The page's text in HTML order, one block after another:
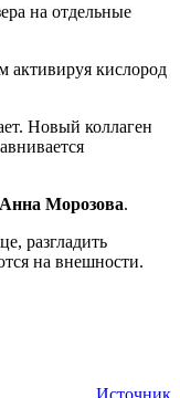
на отдельные
активируя кислород
Новый коллаген
Морозова.
разгладить
на внешности.
Источник